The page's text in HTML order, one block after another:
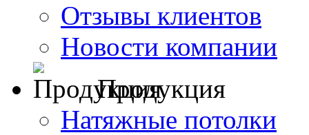
Отзывы клиентов
Новости компании
Продукция
Натяжные потолки